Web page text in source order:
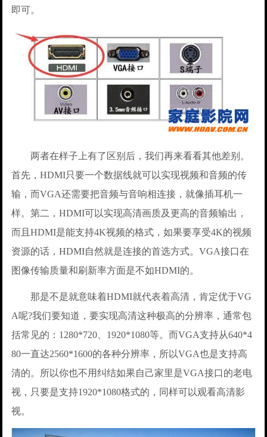
即可。
两者在样子上有了区别后，我们再来看看其他差别。
首先，HDMI只要一个数据线就可以实现视频和音频的传
输，而VGA还需要把音频与音响相连接，就像插耳机一
样。第二，HDMI可以实现高清画质及更高的音频输出，
而且HDMI是能支持4K视频的格式，如果要享受4K的视频
资源的话，HDMI自然就是连接的首选方式。VGA接口在
图像传输质量和刷新率方面是不如HDMI的。
那是不是就意味着HDMI就代表着高清，肯定优于VG
A呢?我们要知道，要实现高清这种极高的分辨率，通常包
括常见的：1280*720、1920*1080等。而VGA支持从640*4
80一直达2560*1600的各种分辨率，所以VGA也是支持高
清的。所以你也不用纠结如果自己家里是VGA接口的老电
视，只要是支持1920*1080格式的，同样可以观看高清影
视。